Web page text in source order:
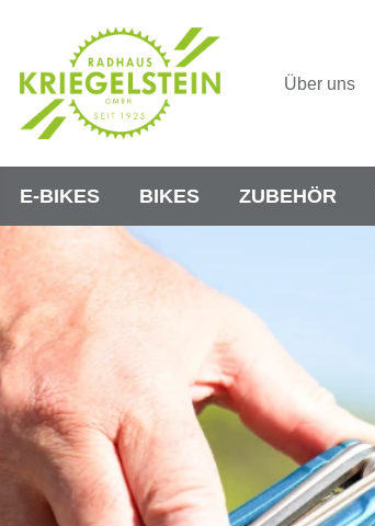
Über uns
E-BIKES BIKES ZUBEHÖR